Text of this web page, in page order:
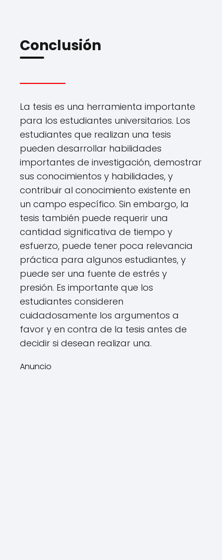
Conclusión
La tesis es una herramienta importante
para los estudiantes universitarios. Los
estudiantes que realizan una tesis
pueden desarrollar habilidades
importantes de investigación, demostrar
sus conocimientos y habilidades, y
contribuir al conocimiento existente en
un campo específico. Sin embargo, la
tesis también puede requerir una
cantidad significativa de tiempo y
esfuerzo, puede tener poca relevancia
práctica para algunos estudiantes, y
puede ser una fuente de estrés y
presión. Es importante que los
estudiantes consideren
cuidadosamente los argumentos a
favor y en contra de la tesis antes de
decidir si desean realizar una.
Anuncio